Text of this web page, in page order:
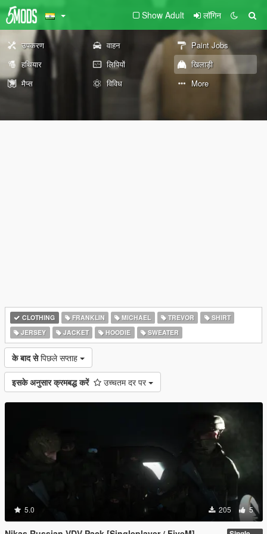
Show Adult लॉगिन
उपकरण वाहन
Paint Jobs
हथियार
लिपियों
खिलाड़ी
मैप्स
विविध More
CLOTHING FRANKLIN MICHAEL TREVOR
SHIRT
JERSEY
JACKET HOODIE SWEATER
के बाद से पिछले सप्ताह
इसके अनुसार क्रमबद्ध करें उच्चतम दर पर
5.0 205 5